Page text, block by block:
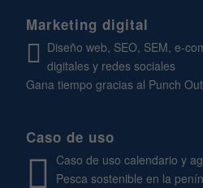
Marketing digital
Diseño web, SEO, SEM, e-
digitales y redes sociales
Gana tiempo gracias al Punch Out
Caso de uso
Caso de uso calendario y
Pesca sostenible en la